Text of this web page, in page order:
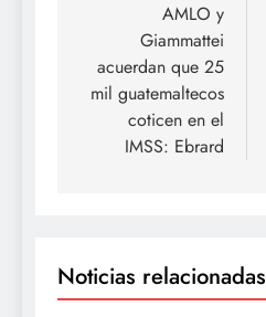
entradas
AMLO y
Giammattei
acuerdan que 25
mil guatemaltecos
coticen en el
IMSS: Ebrard
Noticias relacionadas